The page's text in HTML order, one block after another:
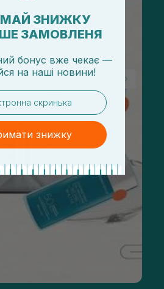
ЗНИЖКУ
ЗАМОВЛЕНЯ
бонус вже чекає —
на наші новини!
знижку